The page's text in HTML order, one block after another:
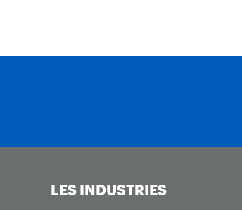
LES INDUSTRIES